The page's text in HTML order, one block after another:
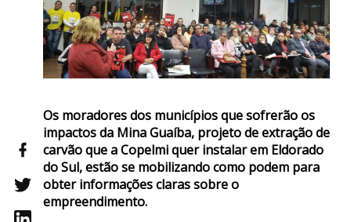
Os moradores dos municípios que sofrerão os
impactos da Mina Guaíba, projeto de extração de
carvão que a Copelmi quer instalar em Eldorado
do Sul, estão se mobilizando como podem para
obter informações claras sobre o
empreendimento.